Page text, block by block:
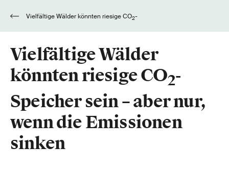
Vielfältige Wälder könnten riesige CO2-
Vielfältige Wälder
könnten riesige CO2-
Speicher sein – aber nur,
wenn die Emissionen
sinken